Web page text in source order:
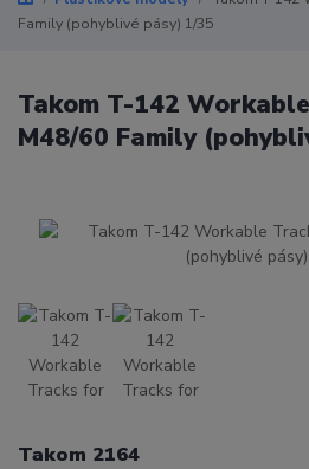
Family (pohyblivé pásy) 1/35
Takom T-142
M48/60 Family
Takom 2164